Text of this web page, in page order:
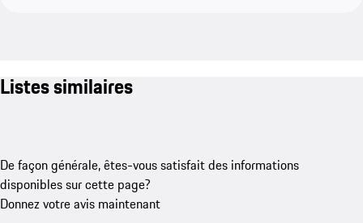
Listes similaires
De façon générale, êtes-vous satisfait des informations
disponibles sur cette page?
Donnez votre avis maintenant